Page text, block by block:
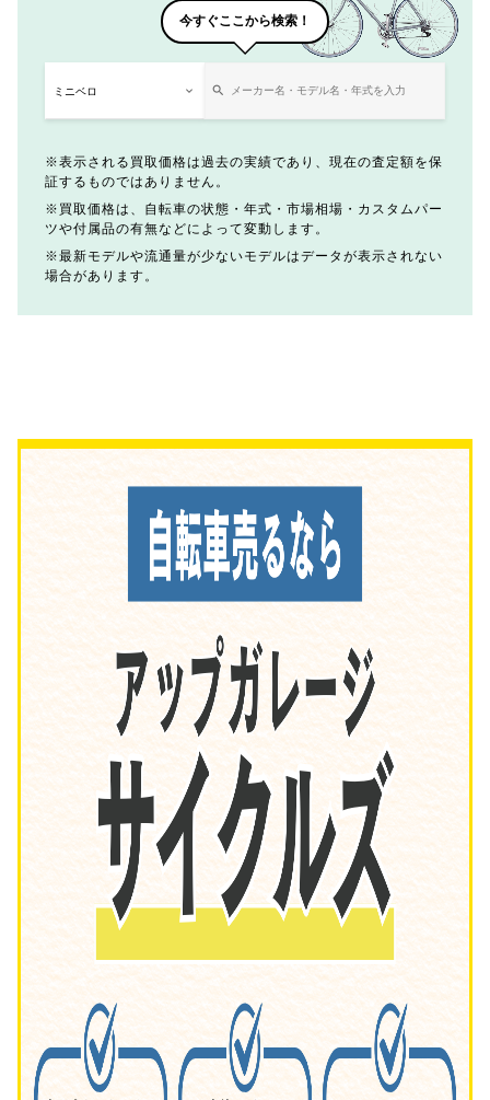
今すぐここから検索！
表示される買取価格は過去の実績であり、現在の査定額を保
証するものではありません。
買取価格は、自転車の状態・年式・市場相場・カスタムパー
ツや付属品の有無などによって変動します。
最新モデルや流通量が少ないモデルはデータが表示されない
場合があります。